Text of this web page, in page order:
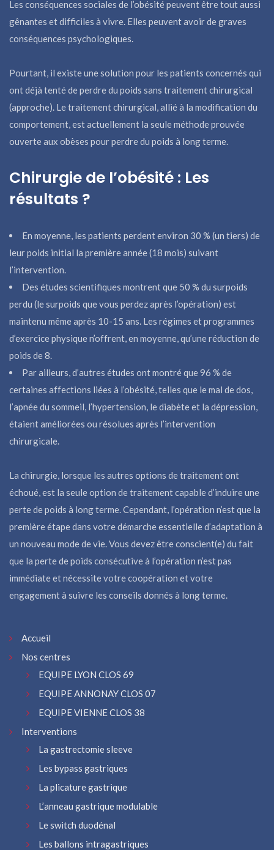
Les conséquences sociales de l’obésité peuvent être tout aussi
gênantes et difficiles à vivre. Elles peuvent avoir de graves
conséquences psychologiques.
Pourtant, il existe une solution pour les patients concernés qui
ont déjà tenté de perdre du poids sans traitement chirurgical
(approche). Le traitement chirurgical, allié à la modification du
comportement, est actuellement la seule méthode prouvée
ouverte aux obèses pour perdre du poids à long terme.
Chirurgie de l’obésité : Les
résultats ?
En moyenne, les patients perdent environ 30 % (un tiers) de
leur poids initial la première année (18 mois) suivant
l’intervention.
Des études scientifiques montrent que 50 % du surpoids
perdu (le surpoids que vous perdez après l’opération) est
maintenu même après 10-15 ans. Les régimes et programmes
d’exercice physique n’offrent, en moyenne, qu’une réduction de
poids de 8.
Par ailleurs, d’autres études ont montré que 96 % de
certaines affections liées à l’obésité, telles que le mal de dos,
l’apnée du sommeil, l’hypertension, le diabète et la dépression,
étaient améliorées ou résolues après l’intervention
chirurgicale.
La chirurgie, lorsque les autres options de traitement ont
échoué, est la seule option de traitement capable d’induire une
perte de poids à long terme. Cependant, l’opération n’est que la
première étape dans votre démarche essentielle d’adaptation à
un nouveau mode de vie. Vous devez être conscient(e) du fait
que la perte de poids consécutive à l’opération n’est pas
immédiate et nécessite votre coopération et votre
engagement à suivre les conseils donnés à long terme.
Accueil
Nos centres
EQUIPE LYON CLOS 69
EQUIPE ANNONAY CLOS 07
EQUIPE VIENNE CLOS 38
Interventions
La gastrectomie sleeve
Les bypass gastriques
La plicature gastrique
L’anneau gastrique modulable
Le switch duodénal
Les ballons intragastriques